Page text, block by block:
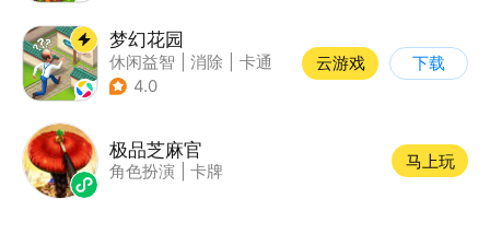
梦幻花园
休闲益智 消除
卡通
| 创梦天地
4.0
云游戏 下载
极品芝麻官
角色扮演 卡牌
马上玩